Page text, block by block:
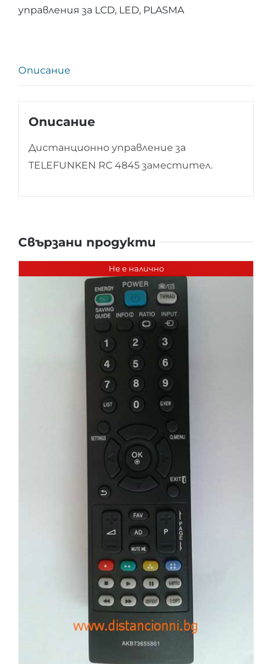
TELEFUNKEN
управления за LCD, LED, PLASMA
Описание
Описание
Дистанционно управление за
TELEFUNKEN RC 4845 заместител.
Свързани продукти
Не е налично